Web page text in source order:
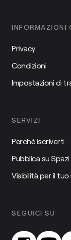
INFORMAZIONI
Privacy
Condizioni
Impostazioni di
SERVIZI
Perché iscriverti
Pubblica su Spazi
Visibilità per il
SEGUICI SU